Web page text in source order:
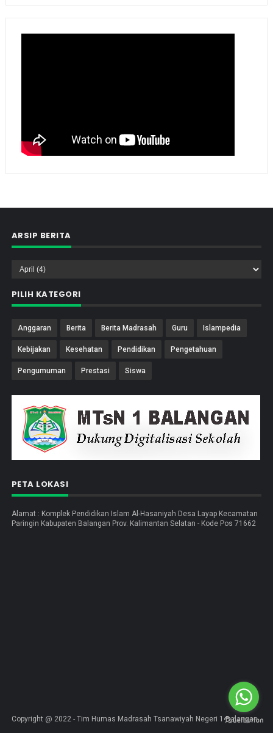
ARSIP BERITA
PILIH KATEGORI
Anggaran Berita Berita Madrasah Guru Islampedia
Kebijakan Kesehatan Pendidikan Pengetahuan
Pengumuman Prestasi Siswa
PETA LOKASI
Alamat : Komplek Pendidikan Islam Al-Hasaniyah Desa Layap Kecamatan
Paringin Kabupaten Balangan Prov. Kalimantan Selatan - Kode Pos 71662
Copyright @ 2022 - Tim Humas Madrasah Tsanawiyah Negeri 1 Balangan